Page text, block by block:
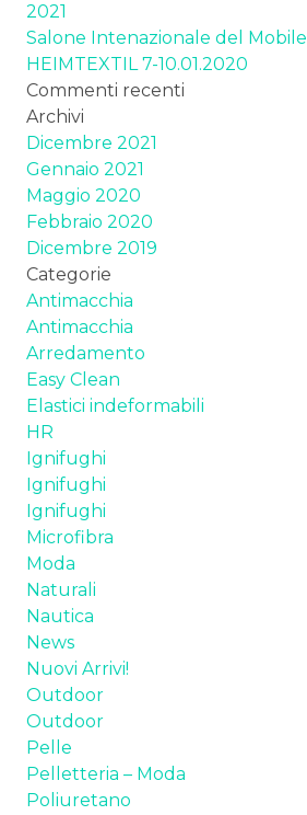
2021
Salone Intenazionale del Mobile
HEIMTEXTIL 7-10.01.2020
Commenti recenti
Archivi
Dicembre 2021
Gennaio 2021
Maggio 2020
Febbraio 2020
Dicembre 2019
Categorie
Antimacchia
Antimacchia
Arredamento
Easy Clean
Elastici indeformabili
HR
Ignifughi
Ignifughi
Ignifughi
Microfibra
Moda
Naturali
Nautica
News
Nuovi Arrivi!
Outdoor
Outdoor
Pelle
Pelletteria – Moda
Poliuretano